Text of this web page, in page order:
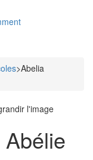
>Abelia
l'image